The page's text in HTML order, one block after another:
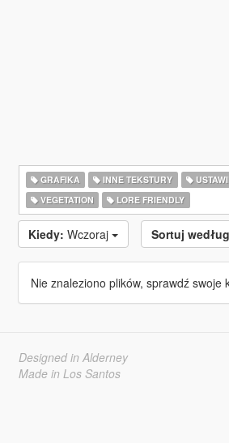
GRAFIKA INNE TEKSTURY
VEGETATION
LORE FRIENDLY
Kiedy: Wczoraj Sortuj
Nie znaleziono plików, sprawdź swoje
Designed in Alderney
Made in Los Santos